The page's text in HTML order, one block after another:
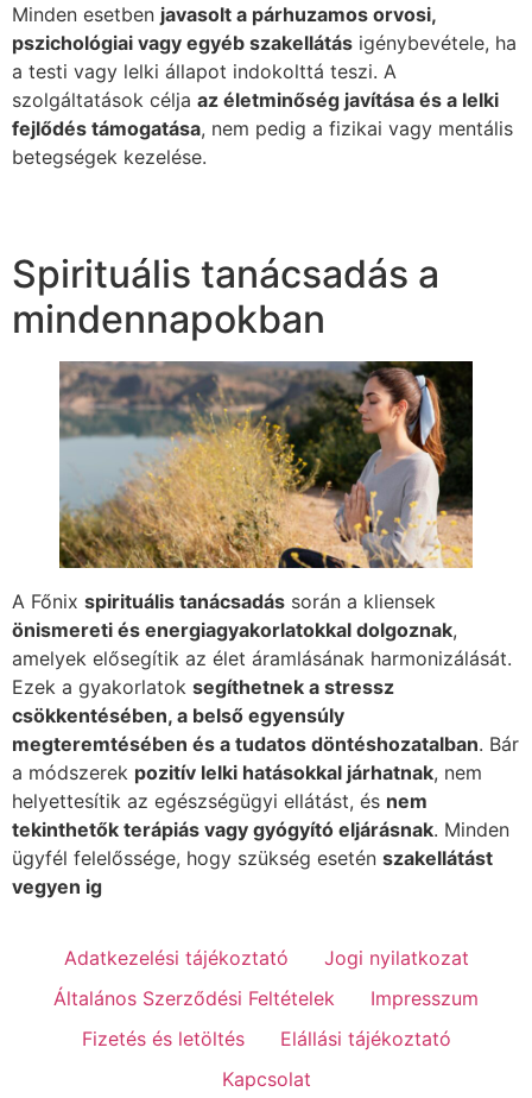
Minden esetben javasolt a párhuzamos orvosi,
pszichológiai vagy egyéb szakellátás igénybevétele, ha
a testi vagy lelki állapot indokolttá teszi. A
szolgáltatások célja az életminőség javítása és a lelki
fejlődés támogatása, nem pedig a fizikai vagy mentális
betegségek kezelése.
Spirituális tanácsadás a
mindennapokban
A Főnix spirituális tanácsadás során a kliensek
önismereti és energiagyakorlatokkal dolgoznak,
amelyek elősegítik az élet áramlásának harmonizálását.
Ezek a gyakorlatok segíthetnek a stressz
csökkentésében, a belső egyensúly
megteremtésében és a tudatos döntéshozatalban. Bár
a módszerek pozitív lelki hatásokkal járhatnak, nem
helyettesítik az egészségügyi ellátást, és nem
tekinthetők terápiás vagy gyógyító eljárásnak. Minden
ügyfél felelőssége, hogy szükség esetén szakellátást
vegyen ig
Adatkezelési tájékoztató
Jogi nyilatkozat
Általános Szerződési Feltételek
Impresszum
Fizetés és letöltés
Elállási tájékoztató
Kapcsolat